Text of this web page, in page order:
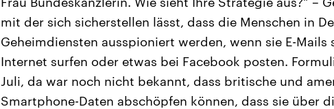
mit der sich sicherstellen lässt, dass die Menschen in
Geheimdiensten ausspioniert werden, wenn sie E-
Internet surfen oder etwas bei Facebook posten.
Juli, da war noch nicht bekannt, dass britische und
Smartphone-Daten abschöpfen können, dass sie über